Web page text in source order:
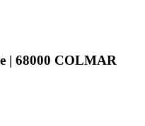
| 68000 COLMAR